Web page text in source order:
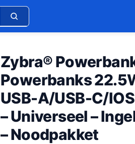
Zybra®
Powerbanks
USB-A/USB-C/
– Universeel –
– Noodpakket